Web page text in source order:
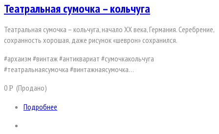
Театральная сумочка – кольчуга
Театральная сумочка – кольчуга, начало ХХ века, Германия. Серебрение,
сохранность хорошая, даже рисунок «шеврон» сохранился.
#архаизм #винтаж #антиквариат #сумочкакольчуга
#театральнаясумочка #винтажнаясумочка…
0Р (Продано)
Подробнее